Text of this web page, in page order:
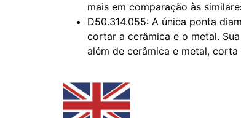
mais em comparação às
D50.314.055: A única ponta
cortar a cerâmica e o metal.
além de cerâmica e metal,